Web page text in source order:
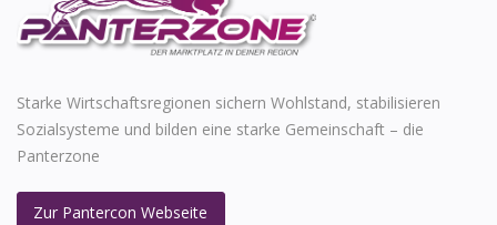
Starke Wirtschaftsregionen sichern Wohlstand, stabilisieren
Sozialsysteme und bilden eine starke Gemeinschaft – die
Panterzone
Zur Pantercon Webseite